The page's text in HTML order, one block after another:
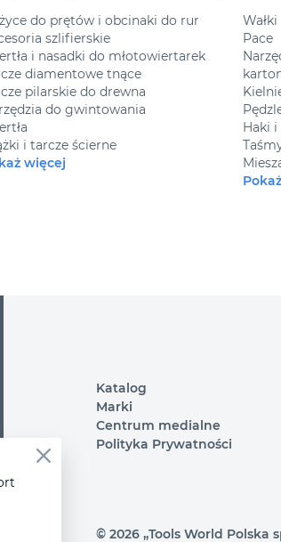
do prętów i obcinaki do rur
szlifierskie
i nasadki do młotowiertarek
diamentowe tnące
pilarskie do drewna
do gwintowania
i tarcze ścierne
więcej
Wałki
Pace
Haki
Katalog
Marki
Centrum medialne
Polityka Prywatności
© 2026 „Tools World Polska